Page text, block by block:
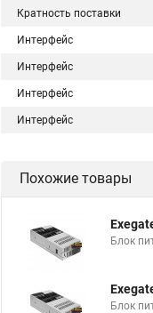
Кратность поставки
Интерфейс
Интерфейс
Интерфейс
Интерфейс
Похожие товары
Блок
Блок